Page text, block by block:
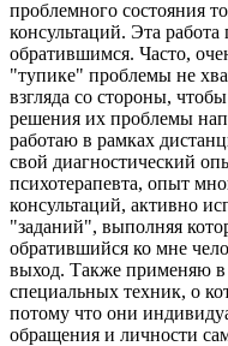
проблемного состояния
консультаций. Эта работа
обратившимся. Часто,
"тупике" проблемы не
взгляда со стороны,
решения их проблемы
работаю в рамках
свой диагностический
психотерапевта, опыт
консультаций, активно
"заданий", выполняя
обратившийся ко мне
выход. Также применяю в
специальных техник, о
потому что они
обращения и личности